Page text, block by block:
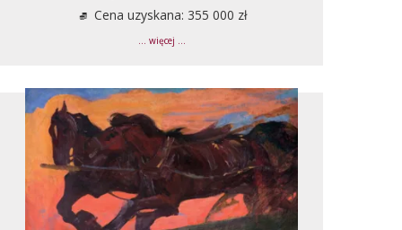
Cena uzyskana: 355 000 zł
... więcej ...